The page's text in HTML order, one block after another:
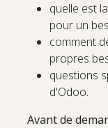
quelle est
pour un
comment
propres
questions
d'Odoo.
Avant de